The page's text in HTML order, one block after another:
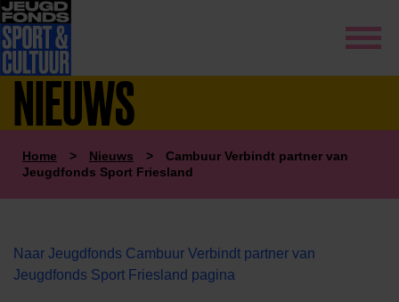
NIEUWS
Home > Nieuws >
Cambuur Verbindt partner van
Jeugdfonds Sport Friesland
Naar Jeugdfonds Cambuur Verbindt partner van
Jeugdfonds Sport Friesland pagina